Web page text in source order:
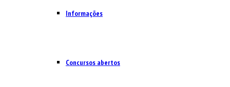
Informações
Concursos abertos